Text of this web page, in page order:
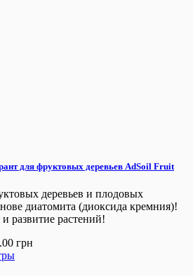
для фруктовых деревьев AdSoil Fruit
деревьев и плодовых
диатомита (диоксида кремния)!
развитие растений!
грн